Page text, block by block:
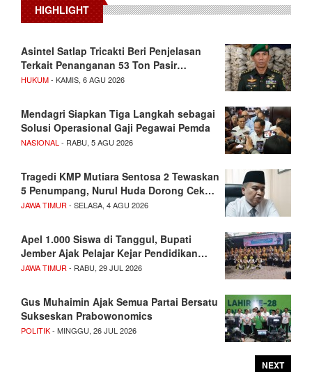
HIGHLIGHT
Asintel Satlap Tricakti Beri Penjelasan
Terkait Penanganan 53 Ton Pasir…
HUKUM- KAMIS, 6 AGU 2026
Mendagri Siapkan Tiga Langkah sebagai
Solusi Operasional Gaji Pegawai Pemda
NASIONAL - RABU, 5 AGU 2026
Tragedi KMP Mutiara Sentosa 2 Tewaskan
5 Penumpang, Nurul Huda Dorong Cek…
JAWA TIMUR - SELASA, 4 AGU 2026
Apel 1.000 Siswa di Tanggul, Bupati
Jember Ajak Pelajar Kejar Pendidikan…
JAWA TIMUR - RABU, 29 JUL 2026
Gus Muhaimin Ajak Semua Partai Bersatu
Sukseskan Prabowonomics
POLITIK- MINGGU, 26 JUL 2026
NEXT